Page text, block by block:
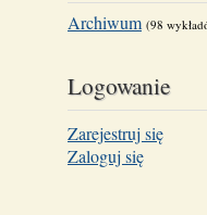
Archiwum (98
Logowanie
Zarejestruj się
Zaloguj się